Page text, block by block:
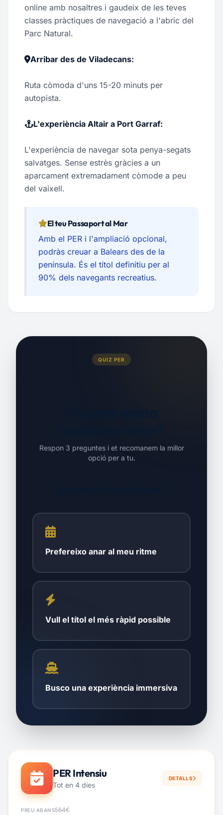
online amb nosaltres i gaudeix de les teves
classes pràctiques de navegació a l'abric del
Parc Natural.
Arribar des de Viladecans:
Ruta còmoda d'uns 15-20 minuts per
autopista.
L'experiència Altair a Port Garraf:
L'experiència de navegar sota penya-segats
salvatges. Sense estrès gràcies a un
aparcament extremadament còmode a peu
del vaixell.
El teu Passaport al Mar
Amb el PER i l'ampliació opcional,
podràs creuar a Balears des de la
península. És el títol definitiu per al
90% dels navegants recreatius.
QUIZ PER
Respon 3 preguntes i et recomanem la millor
opció per a tu.
Prefereixo anar al meu ritme
Vull el títol el més ràpid possible
Busco una experiència immersiva
PER Intensiu
Tot en 4 dies
DETALLS
PREU ABANS564€